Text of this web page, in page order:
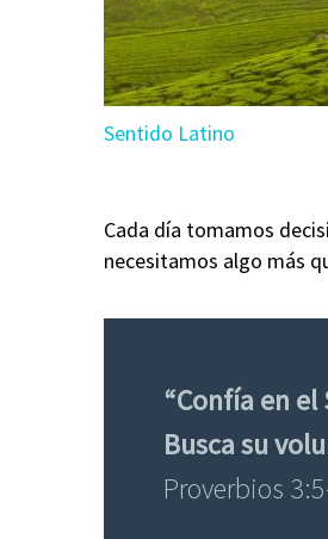
Sentido Latino
Cada día tomamos
necesitamos algo más
“Confía en
Busca su
Proverbios